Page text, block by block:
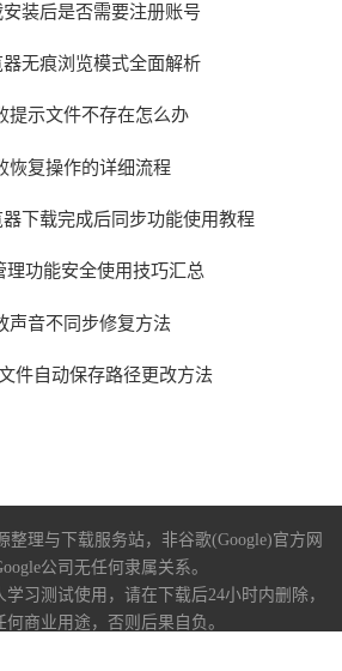
安装后是否需要注册账号
器无痕浏览模式全面解析
提示文件不存在怎么办
恢复操作的详细流程
器下载完成后同步功能使用教程
理功能安全使用技巧汇总
声音不同步修复方法
件自动保存路径更改方法
整理与下载服务站，非谷歌(Google)官方网
公司无任何隶属关系。
习测试使用，请在下载后24小时内删除，
何商业用途，否则后果自负。